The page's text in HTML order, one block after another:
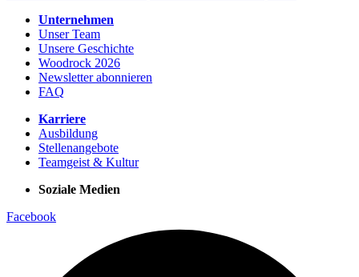
Unternehmen
Unser Team
Unsere Geschichte
Woodrock 2026
Newsletter abonnieren
FAQ
Karriere
Ausbildung
Stellenangebote
Teamgeist & Kultur
Soziale Medien
Facebook